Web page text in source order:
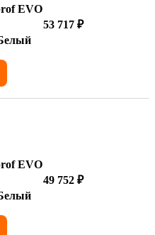
EVO
53 717 ₽
EVO
49 752 ₽